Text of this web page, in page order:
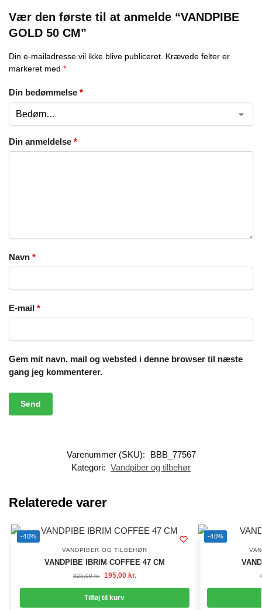
Vær den første til at anmelde “VANDPIBE
GOLD 50 CM”
Din e-mailadresse vil ikke blive publiceret. Krævede felter er
markeret med *
Din bedømmelse *
Din anmeldelse *
Navn *
E-mail *
Gem mit navn, mail og websted i denne browser til næste
gang jeg kommenterer.
Varenummer (SKU):
BBB_77567
Kategori: Vandpiber og tilbehør
Relaterede varer
-40%
VANDPIBER OG TILBEHØR
VANDPIBE IBRIM COFFEE 47 CM
325,00kr. 195,00 kr.
Tilføj til kurv
-40%